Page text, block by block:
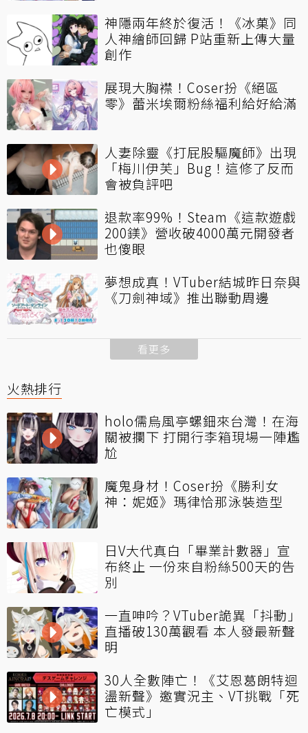
神隱兩年終於復活！《冰菓》同
人神繪師回歸 P站重新上傳大量
創作
展現大胸襟！Coser扮《絕區
零》蕾米埃爾粉絲福利給好給滿
人妻除靈《打屁股驅魔師》出現
「梅川伊芙」Bug！這修了反而
會被負評吧
退款率99%！Steam《這款遊戲
200鎂》營收破4000萬元開發者
也傻眼
夢想成真！VTuber結城昨日奈與
《刀劍神域》推出聯動周邊
看更多
火熱排行
holo儒烏風亭螺鈿來台灣！在海
關被攔下 打開行李箱現場一陣尷
尬
魔鬼身材！Coser扮《勝利女
神：妮姬》瑪律恰那泳裝造型
日V大代真白「畢業計數器」宣
布終止 一份來自粉絲500天的告
別
一直呻吟？VTuber詭異「抖動」
直播破130萬觀看 本人發最新聲
明
30人全數陣亡！《艾恩葛朗特迴
盪新聲》邀實況主、VT挑戰「死
亡模式」